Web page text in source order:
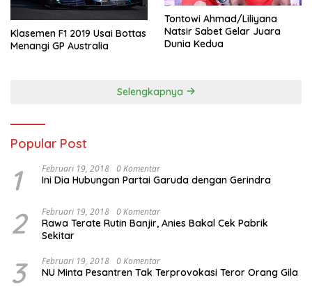
Klasemen F1 2019 Usai Bottas
Menangi GP Australia
Tontowi Ahmad/Liliyana
Natsir Sabet Gelar Juara
Dunia Kedua
Selengkapnya
Popular Post
1 Februari 19, 2018 0 Komentar
Ini Dia Hubungan Partai Garuda dengan Gerindra
2 Februari 19, 2018 0 Komentar
Rawa Terate Rutin Banjir, Anies Bakal Cek Pabrik
Sekitar
3 Februari 19, 2018 0 Komentar
NU Minta Pesantren Tak Terprovokasi Teror Orang Gila